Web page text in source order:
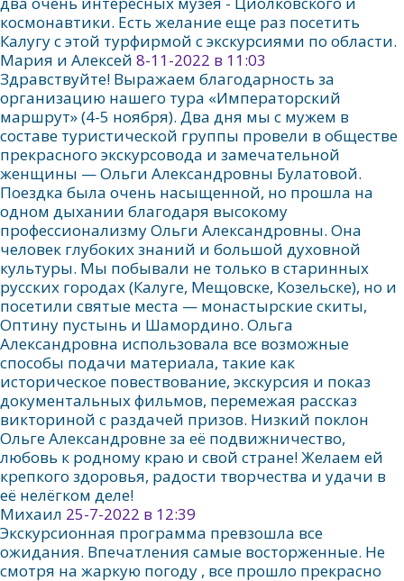
космонавтики. Есть желание еще раз посетить
Калугу с этой турфирмой с экскурсиями по области.
Мария и Алексей 8-11-2022 в 11:03
Здравствуйте! Выражаем благодарность за
организацию нашего тура «Императорский
маршрут» (4-5 ноября). Два дня мы с мужем в
составе туристической группы провели в обществе
прекрасного экскурсовода и замечательной
женщины — Ольги Александровны Булатовой.
Поездка была очень насыщенной, но прошла на
одном дыхании благодаря высокому
профессионализму Ольги Александровны. Она
человек глубоких знаний и большой духовной
культуры. Мы побывали не только в старинных
русских городах (Калуге, Мещовске, Козельске), но и
посетили святые места — монастырские скиты,
Оптину пустынь и Шамордино. Ольга
Александровна использовала все возможные
способы подачи материала, такие как
историческое повествование, экскурсия и показ
документальных фильмов, перемежая рассказ
викториной с раздачей призов. Низкий поклон
Ольге Александровне за её подвижничество,
любовь к родному краю и свой стране! Желаем ей
крепкого здоровья, радости творчества и удачи в
её нелёгком деле!
Михаил 25-7-2022 в 12:39
Экскурсионная программа превзошла все
ожидания. Впечатления самые восторженные. Не
смотря на жаркую погоду , все прошло прекрасно